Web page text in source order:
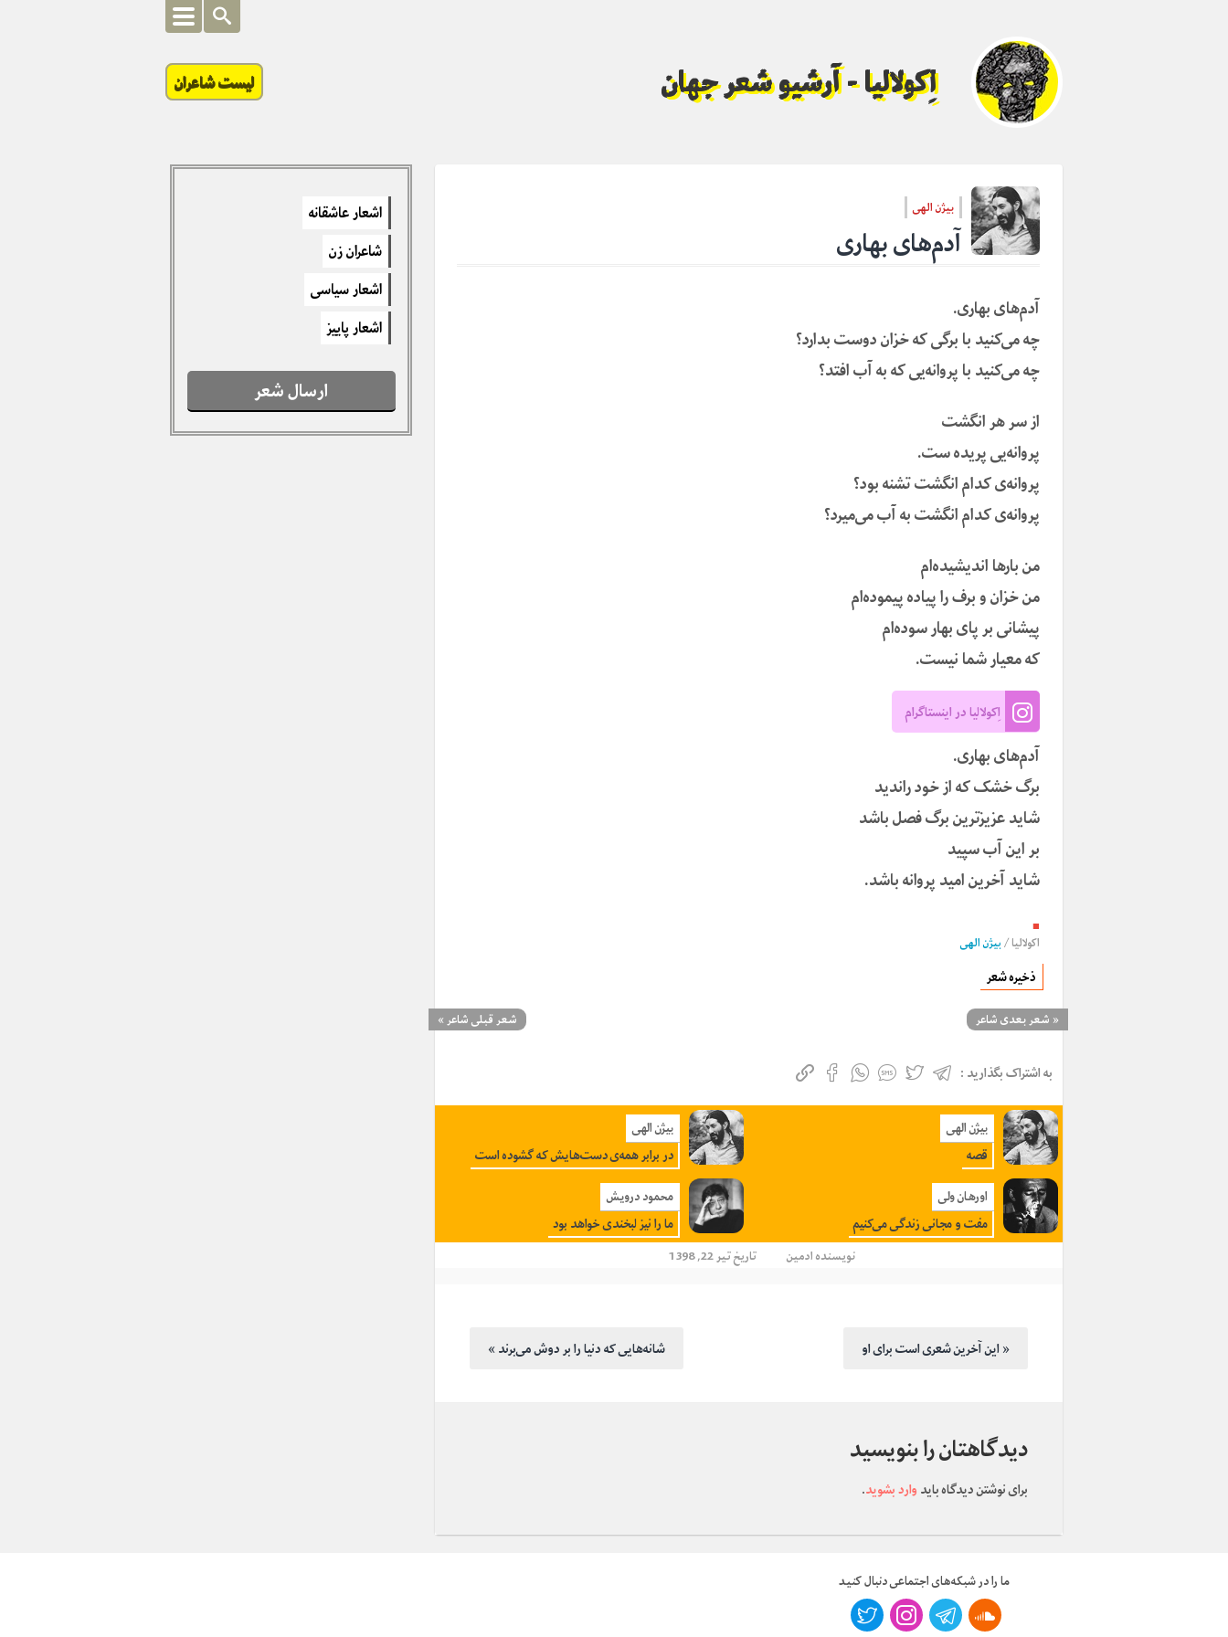
اِکولالیا - آرشیو شعر جهان لیست شاعران
بیژن الهی
آدم‌های بهاری
آدم‌های بهاری.
چه می‌کنید با برگی که خزان دوست بدارد؟
چه می‌کنید با پروانه‌یی که به آب افتد؟
از سر هر انگشت
پروانه‌یی پریده ست.
پروانه‌ی کدام انگشت تشنه بود؟
پروانه‌ی کدام انگشت به آب می‌میرد؟
من بارها اندیشیده‌ام
من خزان و برف را پیاده پیموده‌ام
پیشانی بر پای بهار سوده‌ام
که معیار شما نیست.
اِکولالیا در اینستاگرام
آدم‌های بهاری.
برگ خشک که از خود راندید
شاید عزیزترین برگ فصل باشد
بر این آب سپید
شاید آخرین امید پروانه باشد.
■
اکولالیا/بیژن الهی
ذخیره شعر
« شعر بعدی شاعر شعر قبلی شاعر»
به اشتراک بگذارید :
بیژن الهی
قصه
بیژن الهی
در برابر همه‌ی دست‌هایش که گشوده است
اورهان ولی
مفت و مجانی زندگی می‌کنیم
محمود درویش
ما را نیز لبخندی خواهد بود
نویسندهادمین تاریخ تیر 22, 1398
این آخرین شعری است برای او » « شانه‌هایی که دنیا را بر دوش می‌برند
دیدگاهتان را بنویسید
برای نوشتن دیدگاه بایدوارد بشوید.
اشعار عاشقانه
شاعران زن
اشعار سیاسی
اشعار پاییز
ارسال شعر
ما را در شبکه‌های اجتماعی دنبال کنید